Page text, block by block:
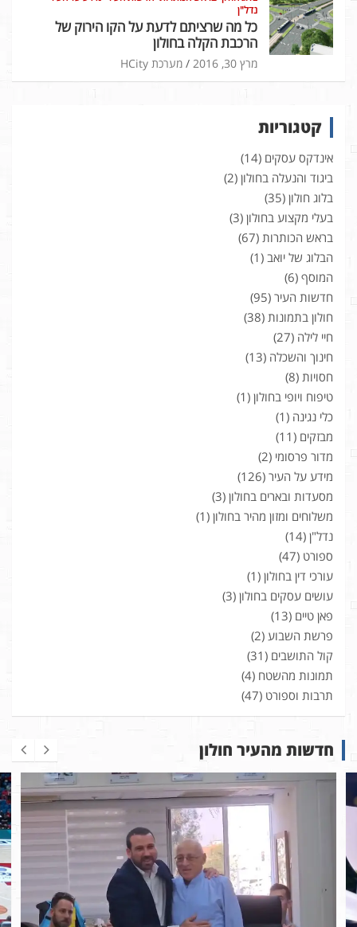
נדל"ן
כל מה שרציתם לדעת על הקו הירוק של
הרכבת הקלה בחולון
מרץ 30, 2016 מערכת HCity
קטגוריות
אינדקס עסקים (14)
ביגוד והנעלה בחולון (2)
בלוג חולון (35)
בעלי מקצוע בחולון (3)
בראש הכותרות (67)
הבלוג של יואב (1)
המוסף (6)
חדשות העיר (95)
חולון בתמונות (38)
חיי לילה (27)
חינוך והשכלה (13)
חסויות (8)
טיפוח ויופי בחולון (1)
כלי נגינה (1)
מבזקים (11)
מדור פרסומי (2)
מידע על העיר (126)
מסעדות ובארים בחולון (3)
משלוחים ומזון מהיר בחולון (1)
נדל"ן (14)
ספורט (47)
עורכי דין בחולון (1)
עושים עסקים בחולון (3)
פאן טיים (13)
פרשת השבוע (2)
קול התושבים (31)
תמונות מהשטח (4)
תרבות וספורט (47)
חדשות מהעיר חולון